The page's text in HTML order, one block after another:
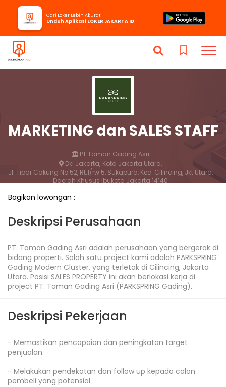
MARKETING dan SALES STAFF
PT Taman Gading Asri
Dki Jakarta, Kota Jakarta Utara,
Jl. Tipar Cakung No.52, Rt.1/rw.5, Sukapura, Kec. Cilincing, Jkt Utara,
Daerah Khusus Ibukota Jakarta 14140
Cari Loker Lebih Akurat
Unduh Aplikasi LOKER JAKARTA ID
Bagikan lowongan :
Deskripsi Perusahaan
PT. Taman Gading Asri adalah perusahaan yang bergerak di
bidang properti. Salah satu project kami adalah PARKSPRING
Gading Modern Cluster, yang terletak di Cilincing, Jakarta
Utara. Posisi SALES PROPERTY ini akan berlokasi kerja di
project PT. Taman Gading Asri (PARKSPRING Gading).
Deskripsi Pekerjaan
- Memastikan pencapaian dan peningkatan target
penjualan.
- Melakukan pendekatan dan follow up kepada calon
pembeli yang potensial.